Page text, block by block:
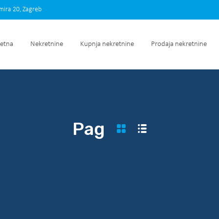
Početna Nekretnine Kupnja nekretnine Prodaja
20, Zagreb
Nekretnine Kupnja nekretnine Prodaja nekretnine
Pag